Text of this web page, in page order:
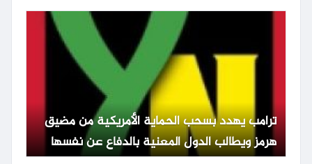
ترامب يهدد بسحب الحماية الأمريكية من مضيق
هرمز ويطالب الدول المعنية بالدفاع عن نفسها